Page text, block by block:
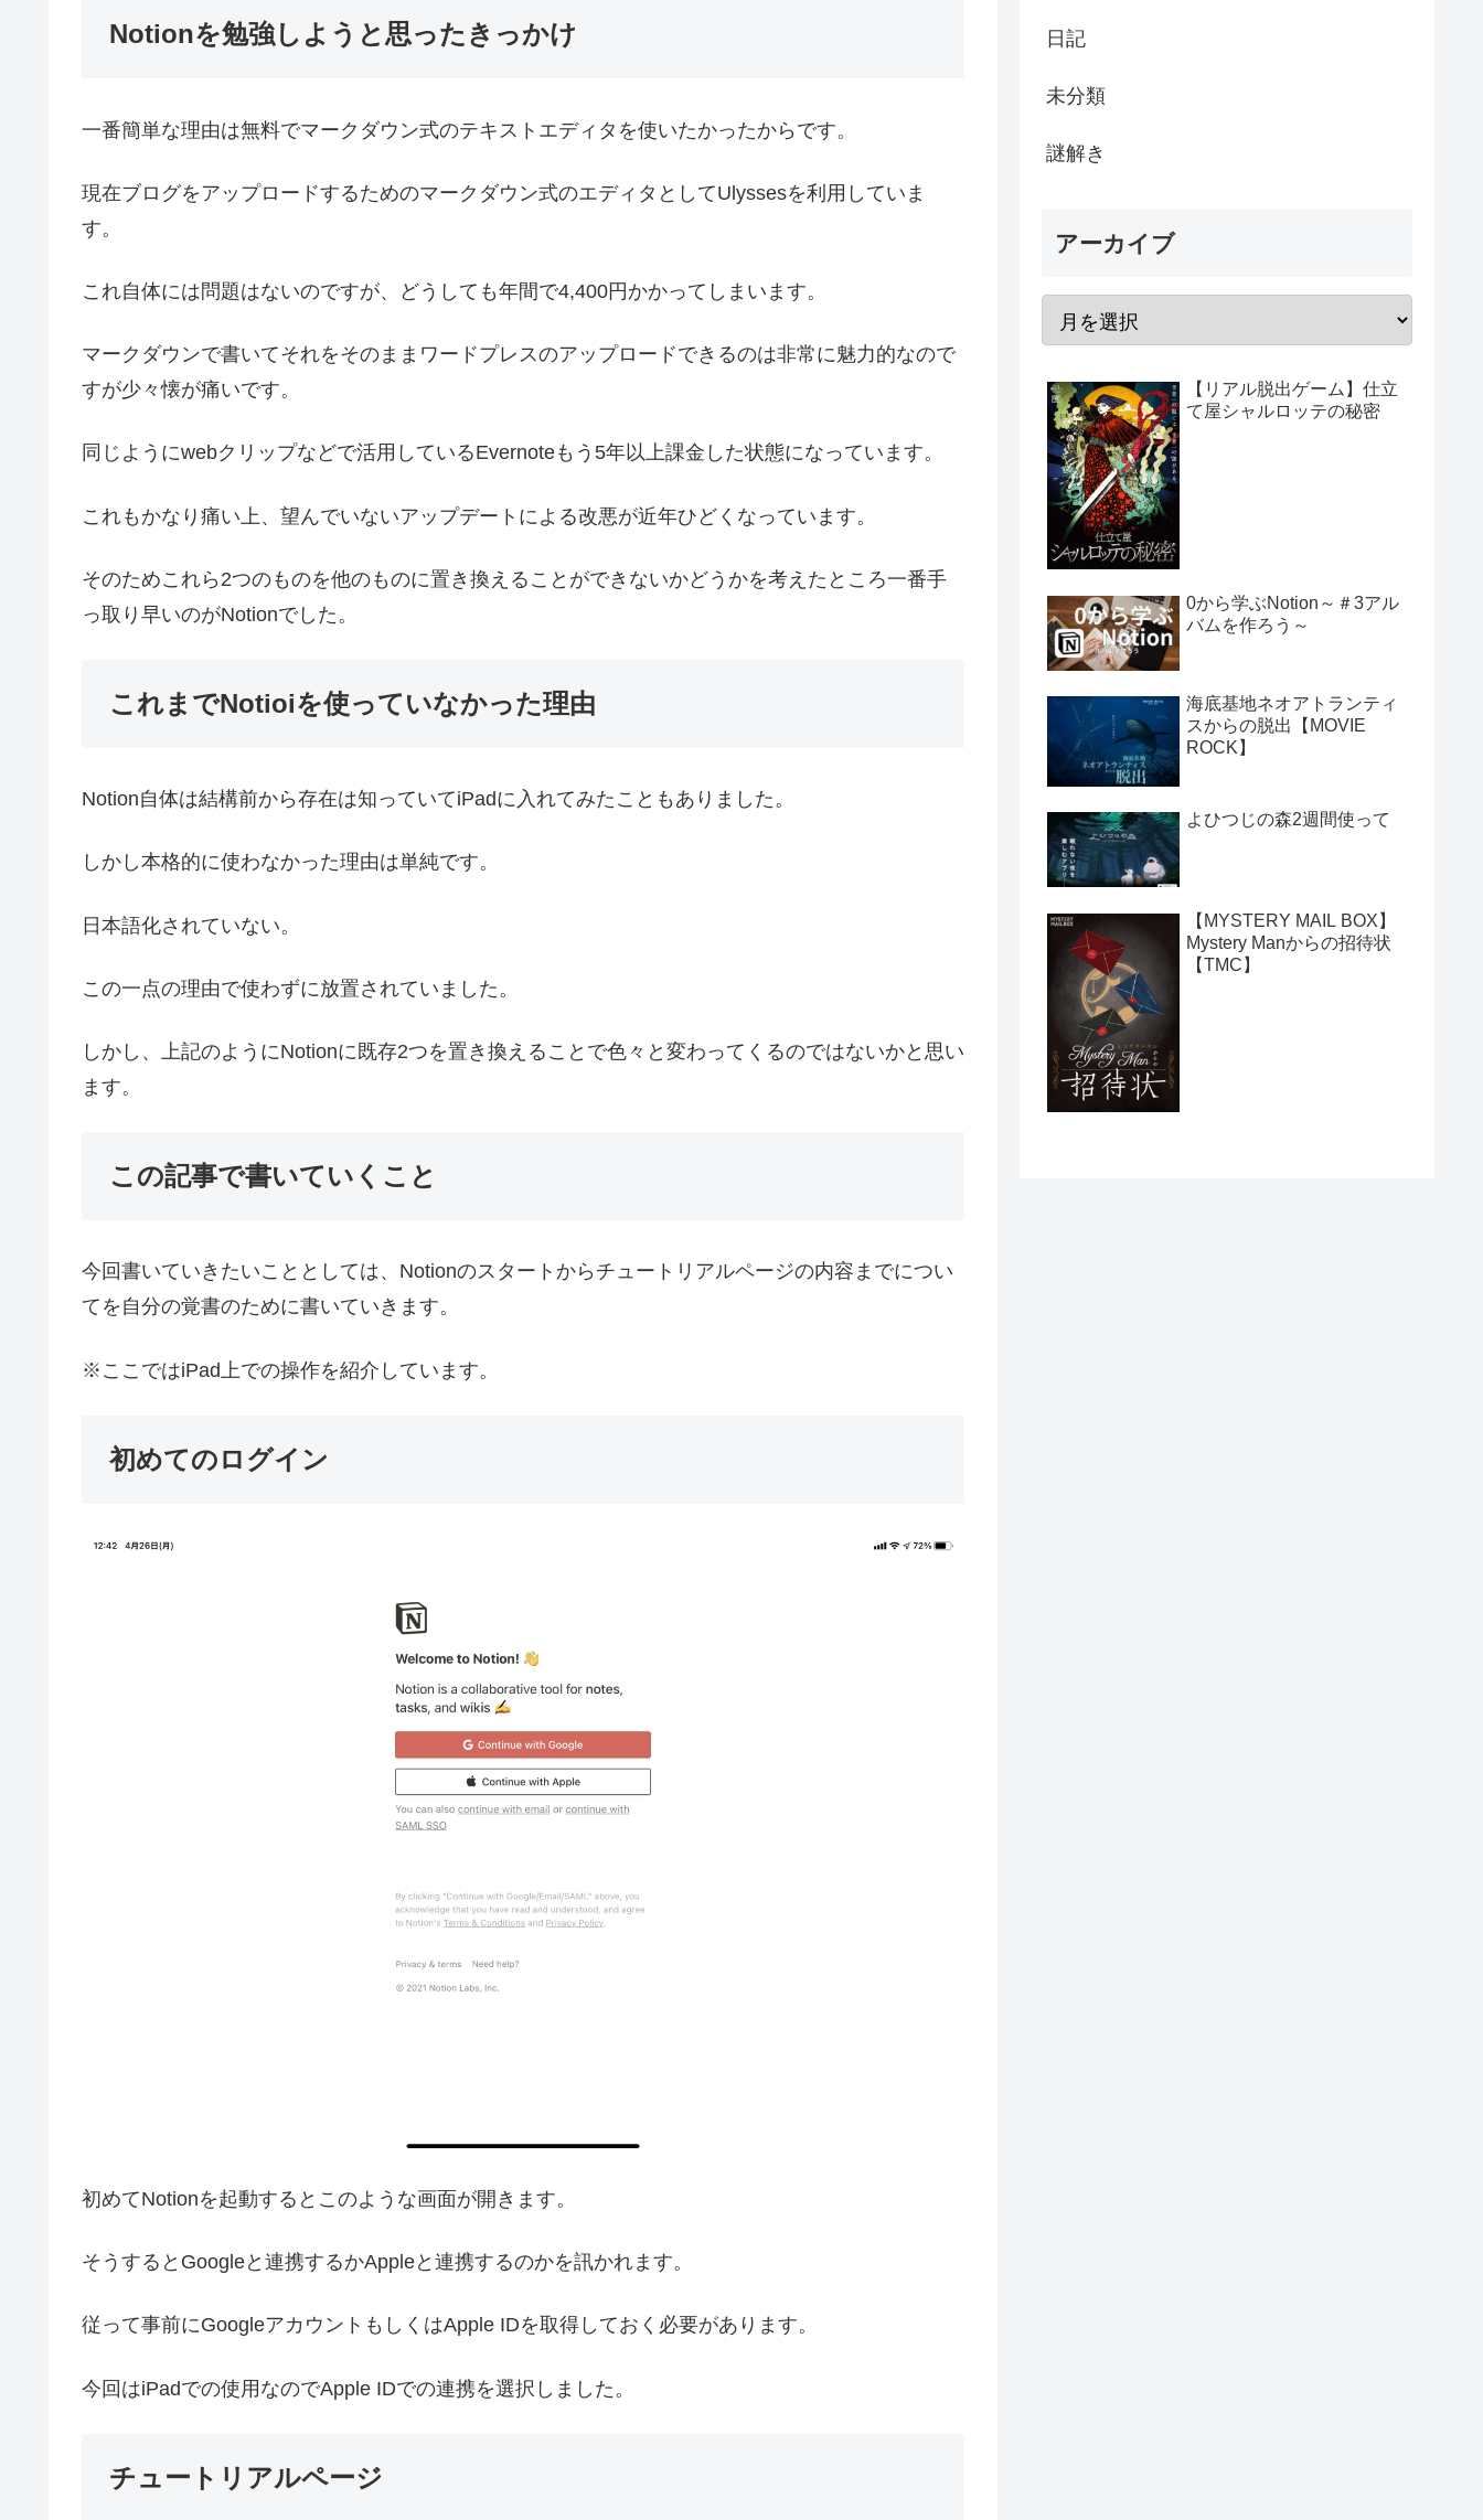
Notionを勉強しようと思ったきっかけ
一番簡単な理由は無料でマークダウン式のテキストエディタを使いたかったからです。
現在ブログをアップロードするためのマークダウン式のエディタとしてUlyssesを利用していま
す。
これ自体には問題はないのですが、どうしても年間で4,400円かかってしまいます。
マークダウンで書いてそれをそのままワードプレスのアップロードできるのは非常に魅力的なので
すが少々懐が痛いです。
同じようにwebクリップなどで活用しているEvernoteもう5年以上課金した状態になっています。
これもかなり痛い上、望んでいないアップデートによる改悪が近年ひどくなっています。
そのためこれら2つのものを他のものに置き換えることができないかどうかを考えたところ一番手
っ取り早いのがNotionでした。
これまでNotioiを使っていなかった理由
Notion自体は結構前から存在は知っていてiPadに入れてみたこともありました。
しかし本格的に使わなかった理由は単純です。
日本語化されていない。
この一点の理由で使わずに放置されていました。
しかし、上記のようにNotionに既存2つを置き換えることで色々と変わってくるのではないかと思い
ます。
この記事で書いていくこと
今回書いていきたいこととしては、Notionのスタートからチュートリアルページの内容までについ
てを自分の覚書のために書いていきます。
※ここではiPad上での操作を紹介しています。
初めてのログイン
初めてNotionを起動するとこのような画面が開きます。
そうするとGoogleと連携するかAppleと連携するのかを訊かれます。
従って事前にGoogleアカウントもしくはApple IDを取得しておく必要があります。
今回はiPadでの使用なのでApple IDでの連携を選択しました。
チュートリアルページ
日記
未分類
謎解き
アーカイブ
【リアル脱出ゲーム】仕立
て屋シャルロッテの秘密
0から学ぶNotion～＃3アル
バムを作ろう～
海底基地ネオアトランティ
スからの脱出【MOVIE
ROCK】
よひつじの森2週間使って
【MYSTERY MAIL BOX】
Mystery Manからの招待状
【TMC】